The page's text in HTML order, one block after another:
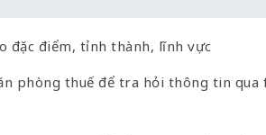
đặc điểm, tỉnh thành, lĩnh vực
phòng thuế để tra hỏi thông tin qua